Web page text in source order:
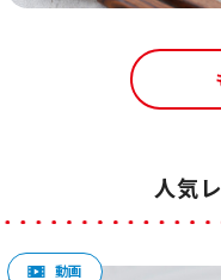
人気